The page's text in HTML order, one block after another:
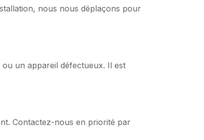
nous nous déplaçons pour
un appareil défectueux. Il est
Contactez-nous en priorité par